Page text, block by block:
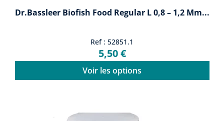
Dr.Bassleer Biofish Food Regular L 0,8 – 1,2 Mm...
Ref : 52851.1
5,50 €
Voir les options